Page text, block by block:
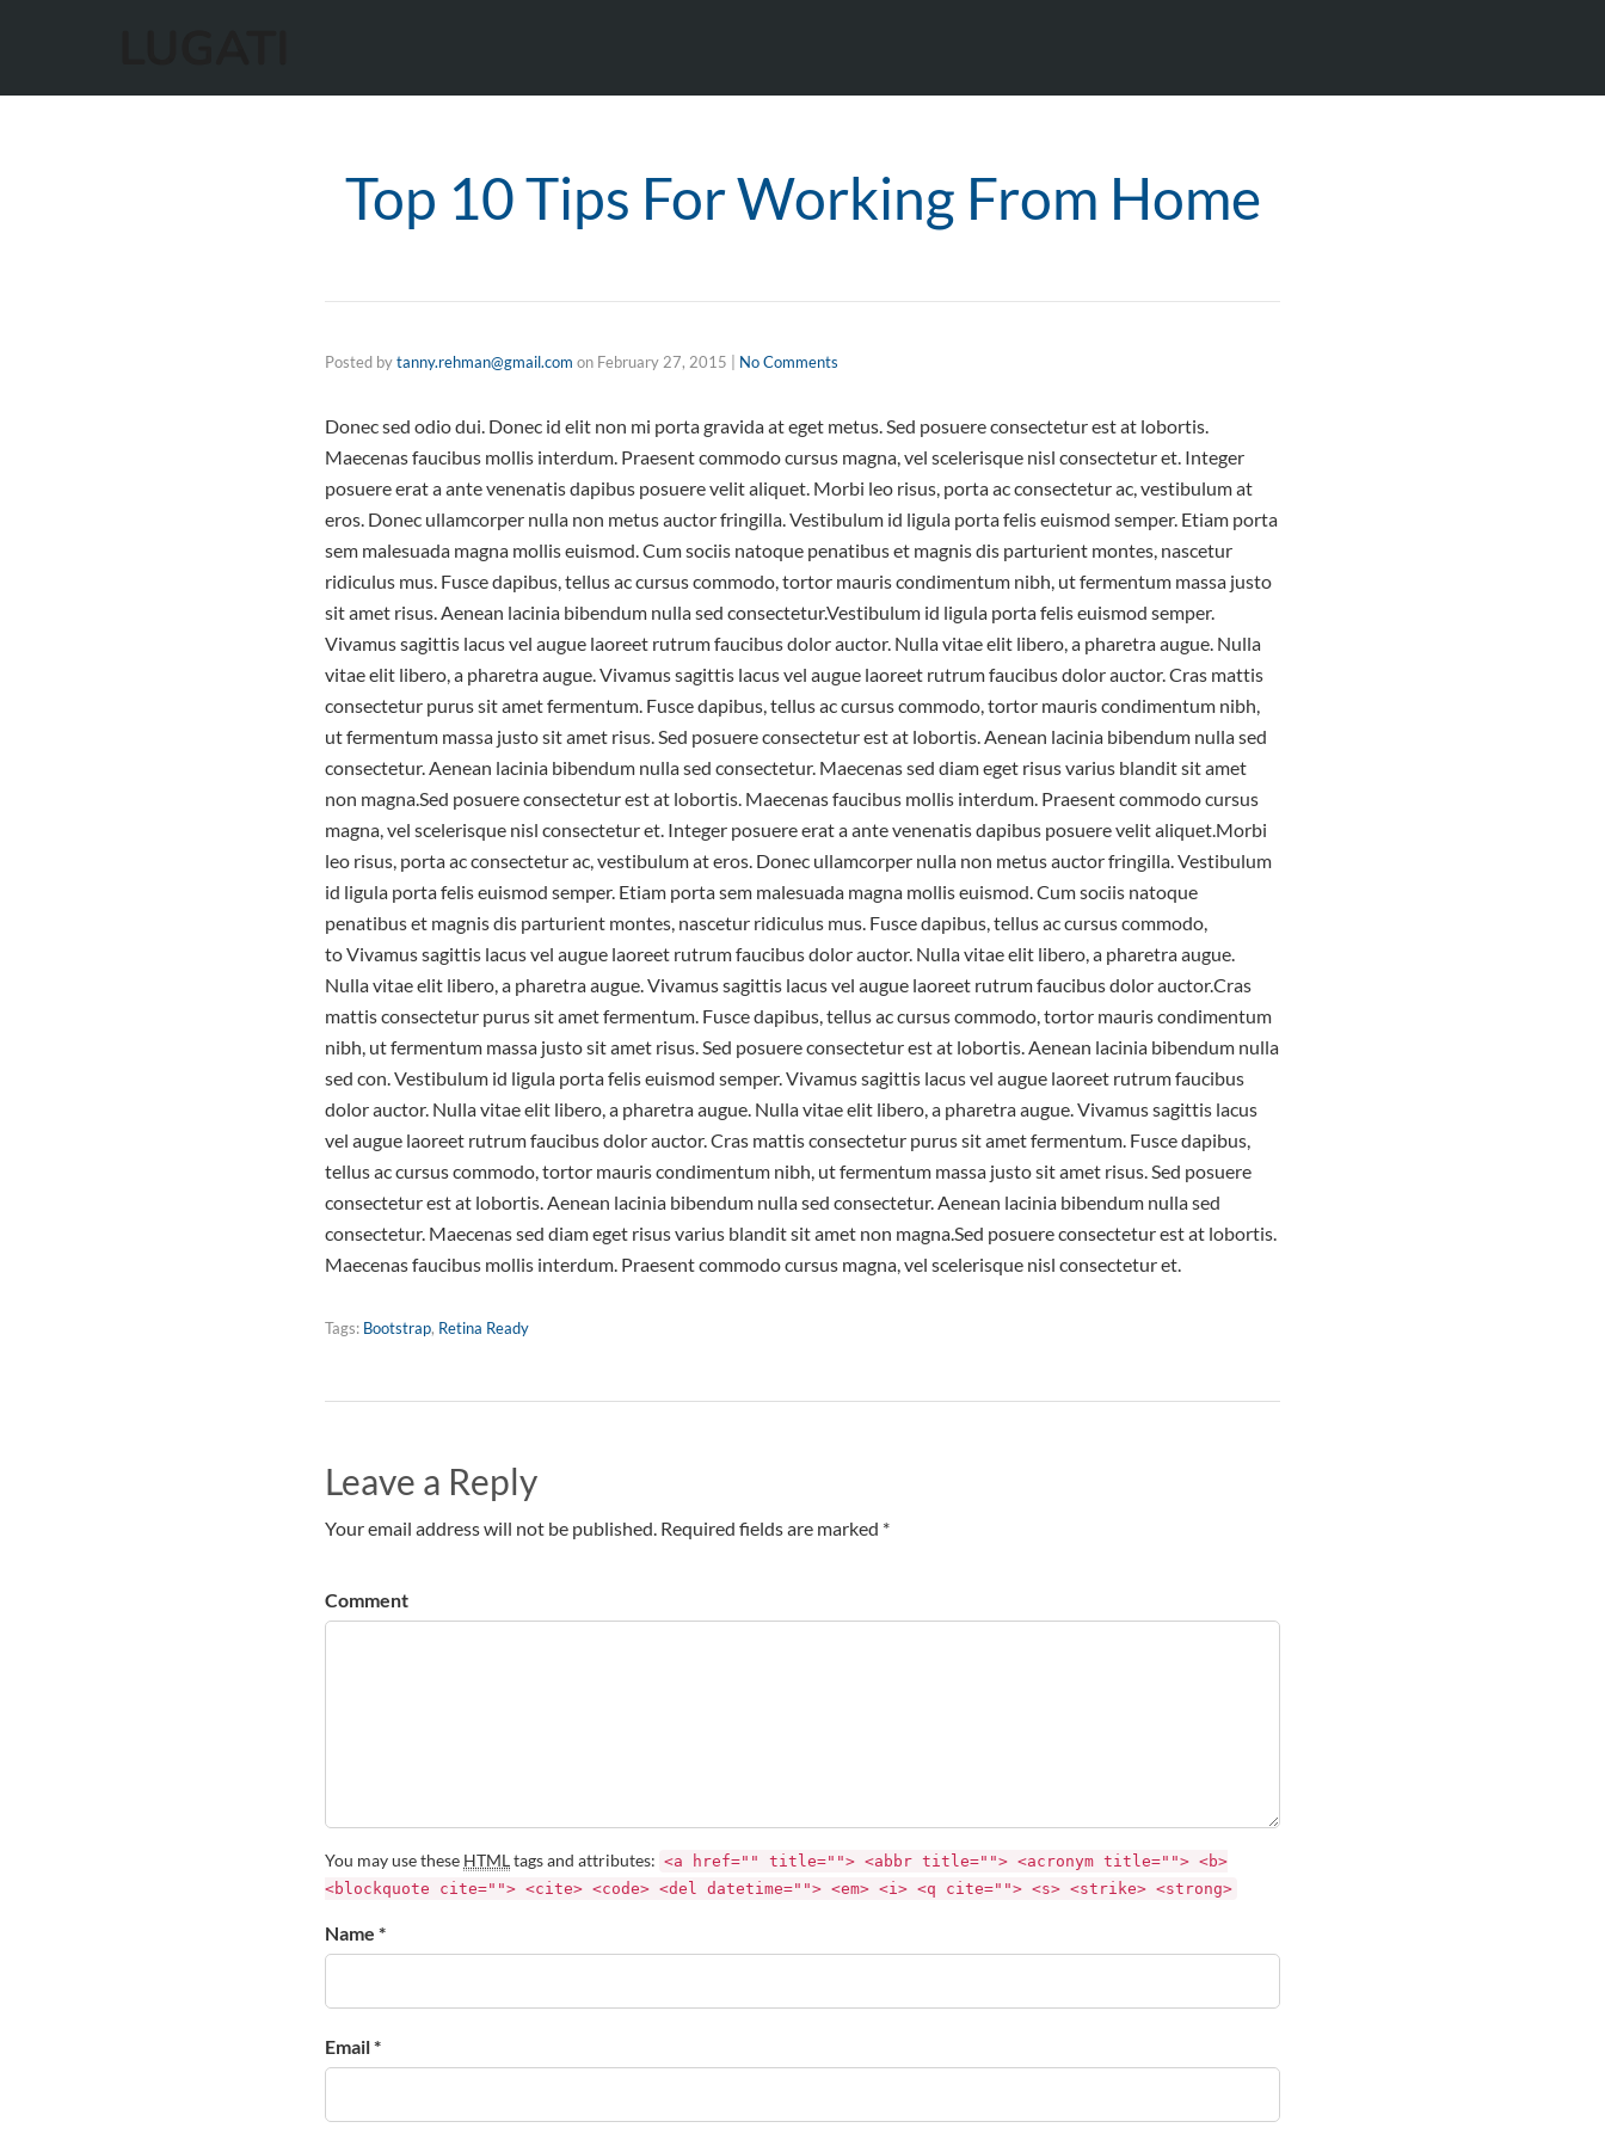
Top 10 Tips For Working From Home
Posted bytanny.rehman@gmail.com on February 27, 2015 No Comments
Donec sed odio dui. Donec id elit non mi porta gravida at eget metus. Sed posuere consectetur est at lobortis.
Maecenas faucibus mollis interdum. Praesent commodo cursus magna, vel scelerisque nisl consectetur et. Integer
posuere erat a ante venenatis dapibus posuere velit aliquet. Morbi leo risus, porta ac consectetur ac, vestibulum at
eros. Donec ullamcorper nulla non metus auctor fringilla. Vestibulum id ligula porta felis euismod semper. Etiam porta
sem malesuada magna mollis euismod. Cum sociis natoque penatibus et magnis dis parturient montes, nascetur
ridiculus mus. Fusce dapibus, tellus ac cursus commodo, tortor mauris condimentum nibh, ut fermentum massa justo
sit amet risus. Aenean lacinia bibendum nulla sed consectetur.Vestibulum id ligula porta felis euismod semper.
Vivamus sagittis lacus vel augue laoreet rutrum faucibus dolor auctor. Nulla vitae elit libero, a pharetra augue. Nulla
vitae elit libero, a pharetra augue. Vivamus sagittis lacus vel augue laoreet rutrum faucibus dolor auctor. Cras mattis
consectetur purus sit amet fermentum. Fusce dapibus, tellus ac cursus commodo, tortor mauris condimentum nibh,
ut fermentum massa justo sit amet risus. Sed posuere consectetur est at lobortis. Aenean lacinia bibendum nulla sed
consectetur. Aenean lacinia bibendum nulla sed consectetur. Maecenas sed diam eget risus varius blandit sit amet
non magna.Sed posuere consectetur est at lobortis. Maecenas faucibus mollis interdum. Praesent commodo cursus
magna, vel scelerisque nisl consectetur et. Integer posuere erat a ante venenatis dapibus posuere velit aliquet.Morbi
leo risus, porta ac consectetur ac, vestibulum at eros. Donec ullamcorper nulla non metus auctor fringilla. Vestibulum
id ligula porta felis euismod semper. Etiam porta sem malesuada magna mollis euismod. Cum sociis natoque
penatibus et magnis dis parturient montes, nascetur ridiculus mus. Fusce dapibus, tellus ac cursus commodo,
to Vivamus sagittis lacus vel augue laoreet rutrum faucibus dolor auctor. Nulla vitae elit libero, a pharetra augue.
Nulla vitae elit libero, a pharetra augue. Vivamus sagittis lacus vel augue laoreet rutrum faucibus dolor auctor.Cras
mattis consectetur purus sit amet fermentum. Fusce dapibus, tellus ac cursus commodo, tortor mauris condimentum
nibh, ut fermentum massa justo sit amet risus. Sed posuere consectetur est at lobortis. Aenean lacinia bibendum nulla
sed con. Vestibulum id ligula porta felis euismod semper. Vivamus sagittis lacus vel augue laoreet rutrum faucibus
dolor auctor. Nulla vitae elit libero, a pharetra augue. Nulla vitae elit libero, a pharetra augue. Vivamus sagittis lacus
vel augue laoreet rutrum faucibus dolor auctor. Cras mattis consectetur purus sit amet fermentum. Fusce dapibus,
tellus ac cursus commodo, tortor mauris condimentum nibh, ut fermentum massa justo sit amet risus. Sed posuere
consectetur est at lobortis. Aenean lacinia bibendum nulla sed consectetur. Aenean lacinia bibendum nulla sed
consectetur. Maecenas sed diam eget risus varius blandit sit amet non magna.Sed posuere consectetur est at lobortis.
Maecenas faucibus mollis interdum. Praesent commodo cursus magna, vel scelerisque nisl consectetur et.
Tags: Bootstrap, Retina Ready
Leave a Reply
Your email address will not be published. Required fields are marked *
Comment
You may use these HTMLtags and attributes: <a href="" title=""> <abbr title=""> <acronym title=""> <b>
<blockquote cite=""> <cite> <code> <del datetime=""> <em> <i> <q cite=""> <s> <strike> <strong>
Name *
Email *